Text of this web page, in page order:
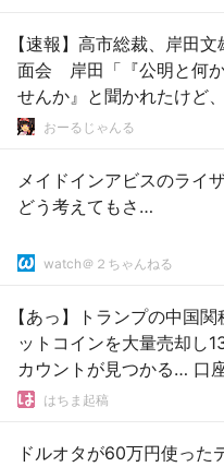
【速報】高市総裁、岸田
面会 岸田「『公明と何
せんか』と聞かれたけど
おーるじゃんる
メイドインアビスのライ
どう考えてもさ…
watch＠２ちゃんねる
【あっ】トランプの中国
ットコインを大量売却し
カウントが見つかる… 口
はちま起稿
ドルオタが60万円使った